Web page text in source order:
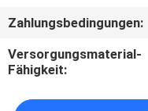
NACHRICHTEN
FÄLLE
Zahlungsbedingungen:
Versorgungsmaterial-
Fähigkeit: